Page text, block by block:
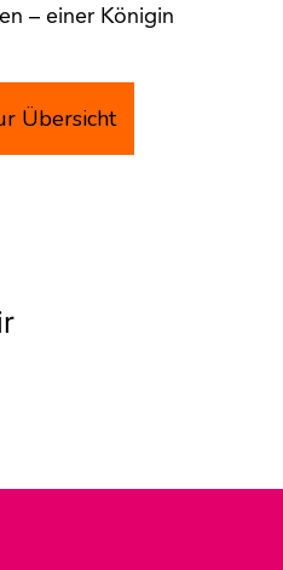
– einer Königin
Übersicht